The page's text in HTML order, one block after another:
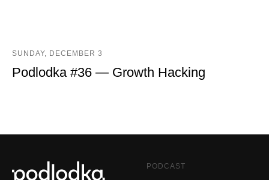
SUNDAY, DECEMBER 3
Podlodka #36 — Growth Hacking
PODCAST